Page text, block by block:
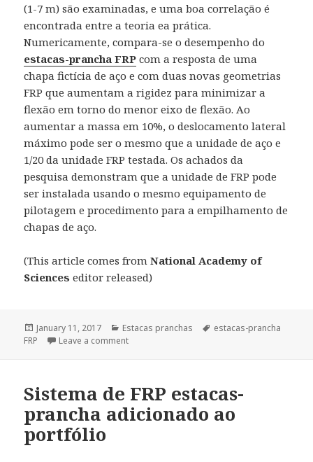
(1-7 m) são examinadas, e uma boa correlação é
encontrada entre a teoria ea prática.
Numericamente, compara-se o desempenho do
estacas-prancha FRP com a resposta de uma
chapa fictícia de aço e com duas novas geometrias
FRP que aumentam a rigidez para minimizar a
flexão em torno do menor eixo de flexão. Ao
aumentar a massa em 10%, o deslocamento lateral
máximo pode ser o mesmo que a unidade de aço e
1/20 da unidade FRP testada. Os achados da
pesquisa demonstram que a unidade de FRP pode
ser instalada usando o mesmo equipamento de
pilotagem e procedimento para a empilhamento de
chapas de aço.
(This article comes fromNational Academy of
Sciences editor released)
Posted
on
January 11, 2017 Categories
Estacas pranchas Tags
estacas-prancha
FRP
Leave a comment
Sistema de FRP estacas-
prancha adicionado ao
portfólio